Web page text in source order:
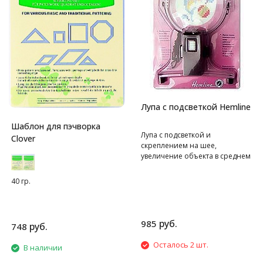
Шаблон для пэчворка
Clover
40 гр.
748 руб.
В наличии
Лупа с подсветкой Hemline
Лупа с подсветкой и
скреплением на шее,
увеличение объекта в среднем
985 руб.
Осталось 2 шт.